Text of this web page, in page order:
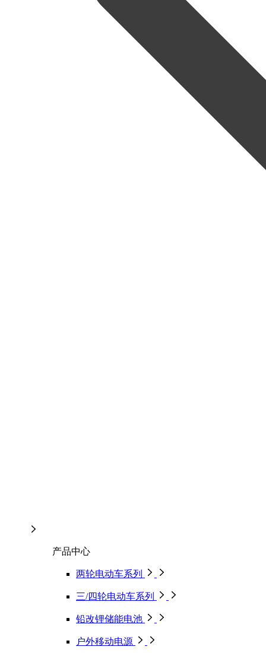
产品中心
两轮电动车系列
三/四轮电动车系列
铅改锂储能电池
户外移动电源